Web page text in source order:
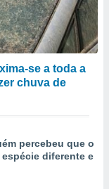
se a toda a
chuva de
percebeu que o
diferente e